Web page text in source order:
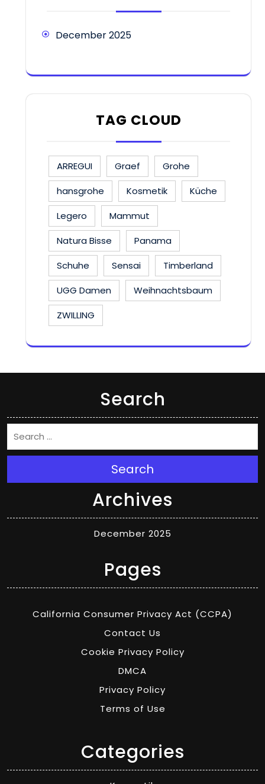
December 2025
TAG CLOUD
ARREGUI Graef
Grohe
hansgrohe
Kosmetik
Küche
Legero
Mammut
Natura Bisse
Panama
Schuhe
Sensai
Timberland
UGG Damen
Weihnachtsbaum
ZWILLING
Search
Search
Archives
December 2025
Pages
California Consumer Privacy Act (CCPA)
Contact Us
Cookie Privacy Policy
DMCA
Privacy Policy
Terms of Use
Categories